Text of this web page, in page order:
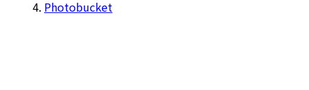
Photobucket